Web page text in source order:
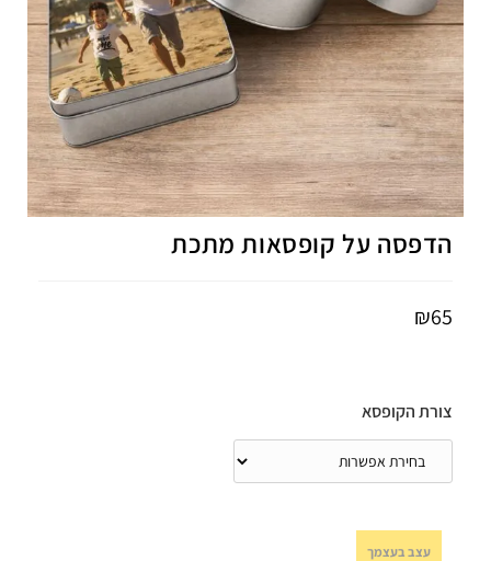
הדפסה על קופסאות מתכת
₪65
צורת הקופסא
עצב בעצמך